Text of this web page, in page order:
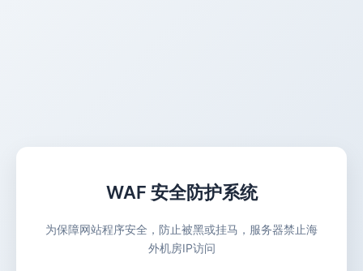
WAF 安全防护系统
为保障网站程序安全，防止被黑或挂马，服务器禁止海
外机房IP访问